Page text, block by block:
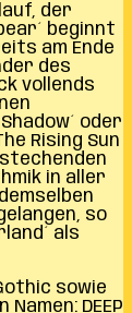
der
beginnt
am Ende
des
vollends
oder
Rising Sun
in aller
so
als
sowie
DEEP